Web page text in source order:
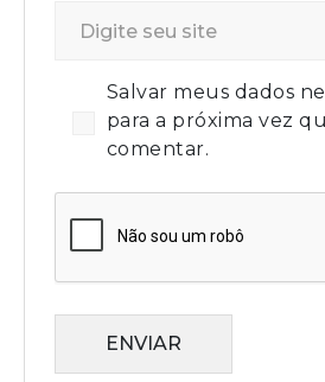
Salvar meus dados
para a próxima vez
comentar.
ENVIAR